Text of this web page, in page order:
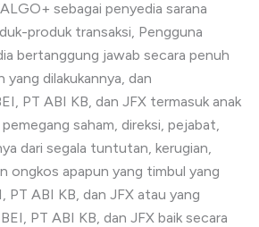
sebagai penyedia sarana
produk transaksi, Pengguna
bertanggung jawab secara penuh
yang dilakukannya, dan
PT ABI KB, dan JFX termasuk anak
saham, direksi, pejabat,
dari segala tuntutan, kerugian,
ongkos apapun yang timbul yang
PT ABI KB, dan JFX atau yang
PT ABI KB, dan JFX baik secara